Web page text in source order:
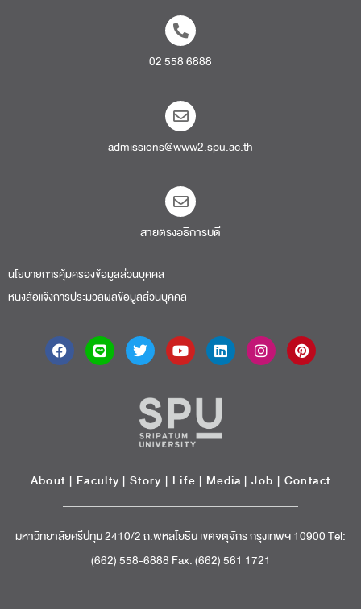
02 558 6888
admissions@www2.spu.ac.th
สายตรงอธิการบดี​
นโยบายการคุ้มครองข้อมูลส่วนบุคคล
หนังสือแจ้งการประมวลผลข้อมูลส่วนบุคคล
About | Faculty | Story | Life | Media |Job | Contact
มหาวิทยาลัยศรีปทุม 2410/2 ถ.พหลโยธิน เขตจตุจักร กรุงเทพฯ 10900 Tel:
(662) 558-6888 Fax: (662) 561 1721